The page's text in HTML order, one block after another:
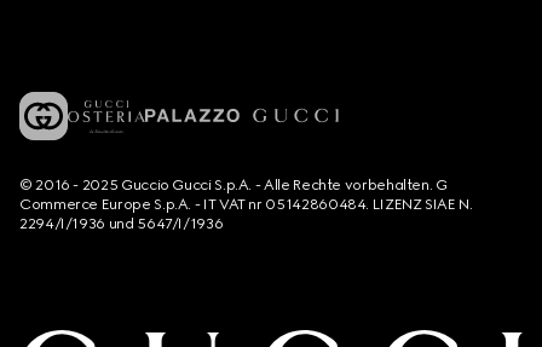
© 2016 - 2025 Guccio Gucci S.p.A. - Alle Rechte vorbehalten. G
Commerce Europe S.p.A. - IT VAT nr 05142860484. LIZENZ SIAE N.
2294/I/1936 und 5647/I/1936